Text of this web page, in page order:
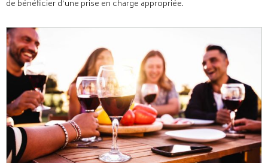
de bénéficier d’une prise en charge appropriée.